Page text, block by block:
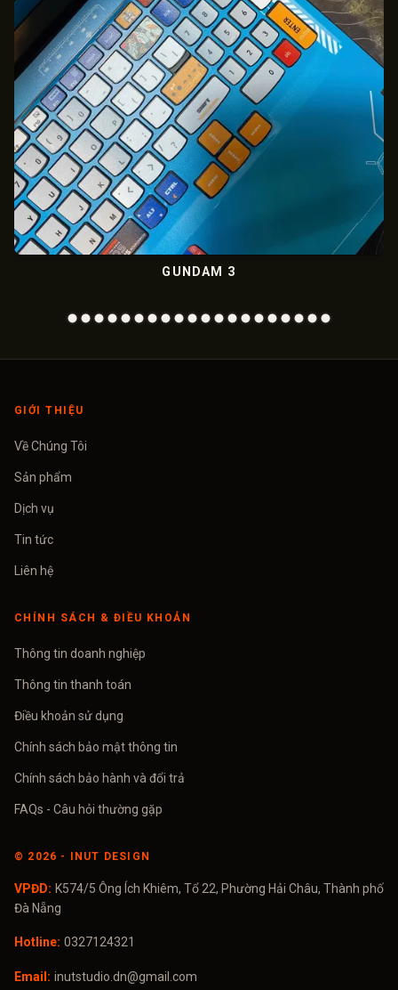
GIỚI THIỆU
Về Chúng Tôi
Sản phẩm
Dịch vụ
Tin tức
Liên hệ
CHÍNH SÁCH & ĐIỀU KHOẢN
Thông tin doanh nghiệp
Thông tin thanh toán
Điều khoản sử dụng
Chính sách bảo mật thông tin
Chính sách bảo hành và đổi trả
FAQs - Câu hỏi thường gặp
© 2026 - INUT DESIGN
VPĐD: K574/5 Ông Ích Khiêm, Tổ 22, Phường Hải Châu, Thành phố
Đà Nẵng
Hotline: 0327124321
Email: inutstudio.dn@gmail.com